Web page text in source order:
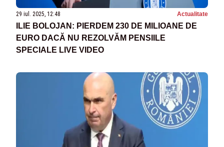
29 iul. 2025, 12:48 Actualitate
ILIE BOLOJAN: PIERDEM 230 DE MILIOANE DE
EURO DACĂ NU REZOLVĂM PENSIILE
SPECIALE LIVE VIDEO